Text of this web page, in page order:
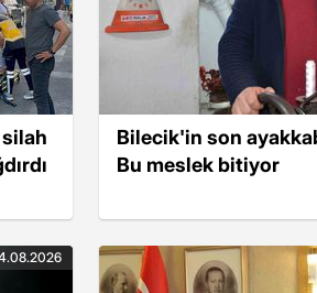
Bilecik'in son
Bu meslek bitiyor